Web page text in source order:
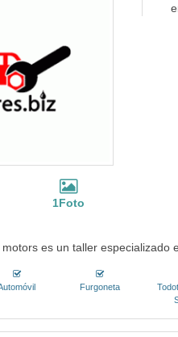
1Foto
es un taller especializado
Furgoneta